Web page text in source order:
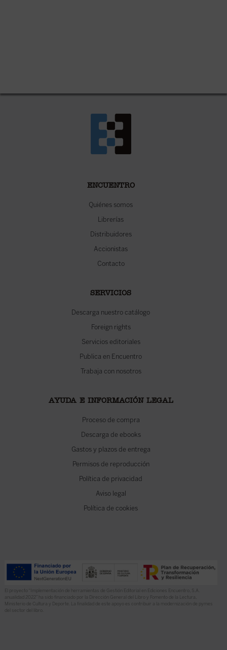
ENCUENTRO
Quiénes somos
Librerías
Distribuidores
Accionistas
Contacto
SERVICIOS
Descarga nuestro catálogo
Foreign rights
Servicios editoriales
Publica en Encuentro
Trabaja con nosotros
AYUDA E INFORMACIÓN LEGAL
Proceso de compra
Descarga de ebooks
Gastos y plazos de entrega
Permisos de reproducción
Política de privacidad
Aviso legal
Política de cookies
El proyecto “Implementación de herramientas de Gestión Editorial en Ediciones Encuentro, S.A.
anualidad 2022” ha sido financiado por la Dirección General del Libro y Fomento de la Lectura,
Ministerio de Cultura y Deporte. La finalidad de este apoyo es contribuir a la modernización de pymes
del sector del libro.